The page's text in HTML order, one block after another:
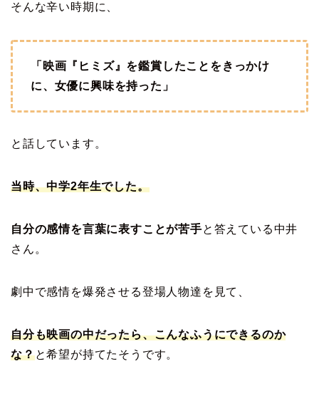
そんな辛い時期に、
「映画『ヒミズ』を鑑賞したことをきっかけ
に、女優に興味を持った」
と話しています。
当時、中学2年生でした。
自分の感情を言葉に表すことが苦手と答えている中井
さん。
劇中で感情を爆発させる登場人物達を見て、
自分も映画の中だったら、こんなふうにできるのか
な？と希望が持てたそうです。